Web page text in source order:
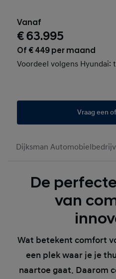
Vanaf
€ 63.995
Of € 449 per maand
Voordeel volgens
Vraag een
Dijksman
De
van
Wat betekent comfort
een plek waar je je
naartoe gaat. Daarom